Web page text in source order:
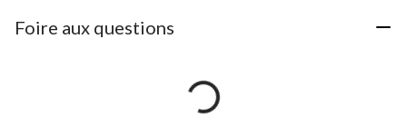
Foire aux questions